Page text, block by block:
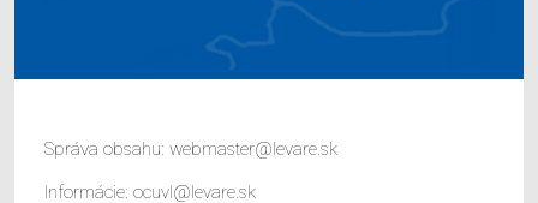
Správa obsahu: webmaster@levare.sk
Informácie: ocuvl@levare.sk